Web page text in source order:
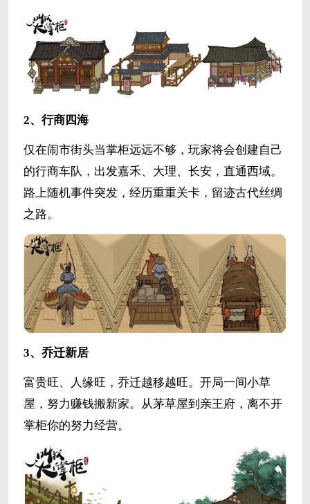
2、行商四海
仅在闹市街头当掌柜远远不够，玩家将会创建自己
的行商车队，出发嘉禾、大理、长安，直通西域。
路上随机事件突发，经历重重关卡，留迹古代丝绸
之路。
3、乔迁新居
富贵旺、人缘旺，乔迁越移越旺。开局一间小草
屋，努力赚钱搬新家。从茅草屋到亲王府，离不开
掌柜你的努力经营。